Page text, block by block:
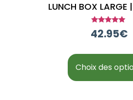
LUNCH BOX LARGE
Note
5.00
42.95€
Choix des